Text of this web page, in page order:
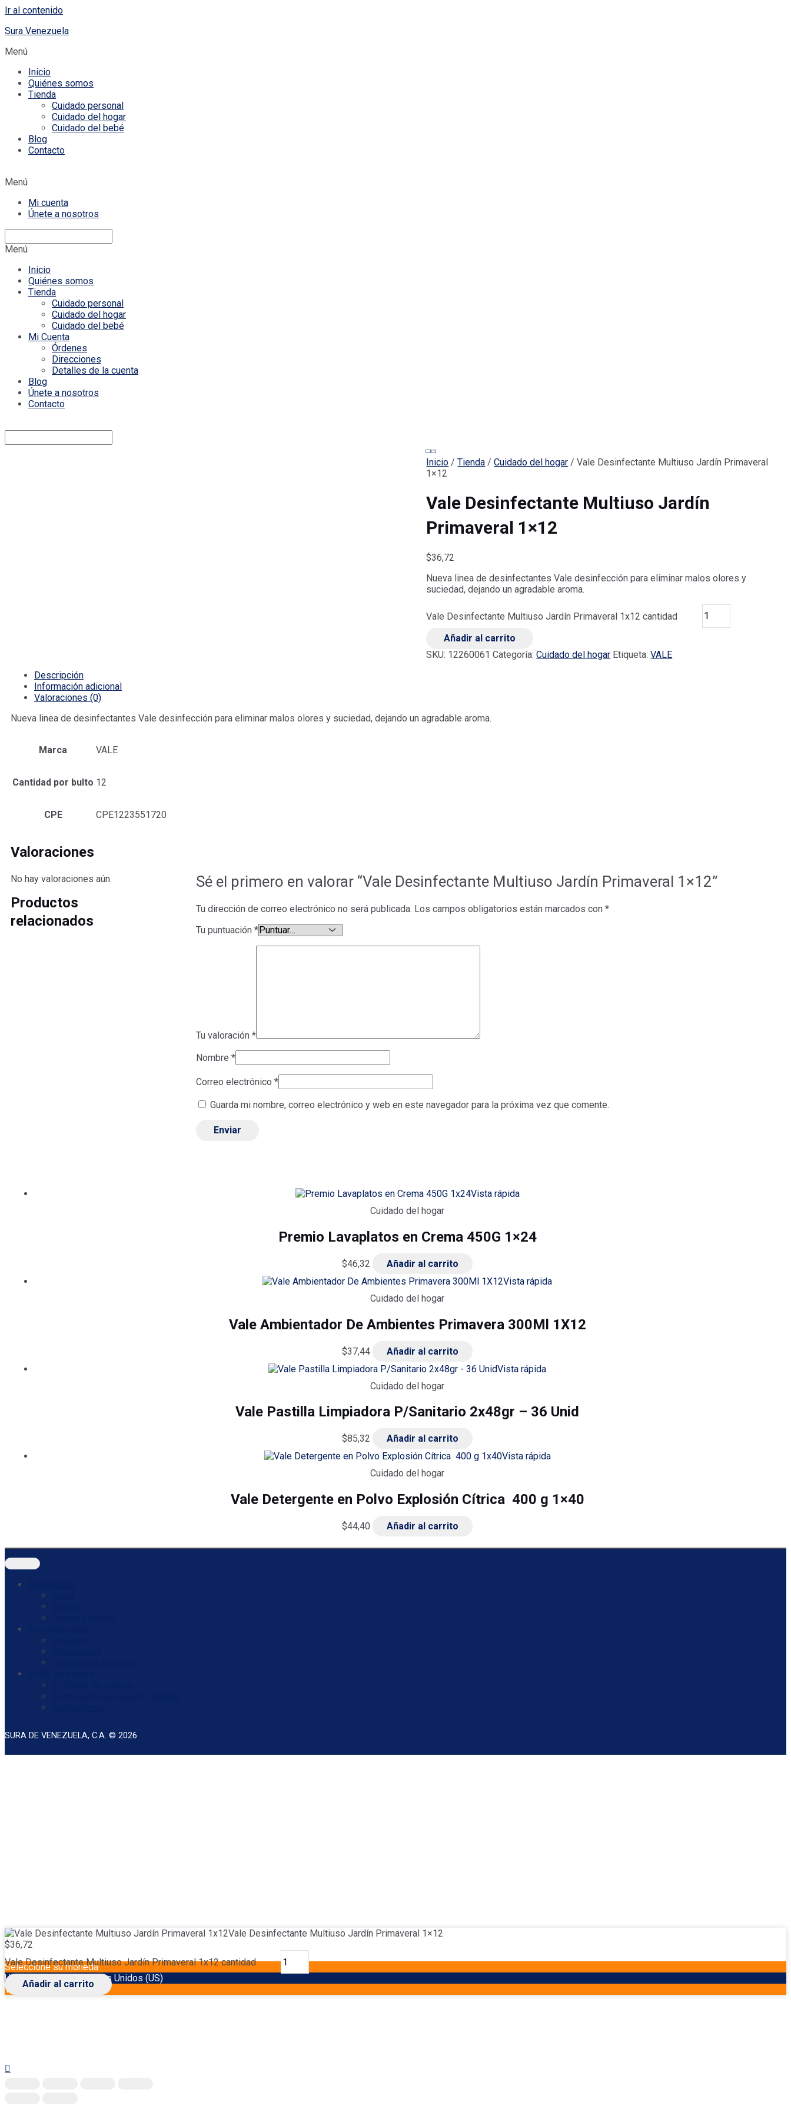
Ir al contenido
Sura Venezuela
Menú
Inicio
Quiénes somos
Tienda
Cuidado personal
Cuidado del hogar
Cuidado del bebé
Blog
Contacto
Menú
Mi cuenta
Únete a nosotros
Menú
Inicio
Quiénes somos
Tienda
Cuidado personal
Cuidado del hogar
Cuidado del bebé
Mi Cuenta
Órdenes
Direcciones
Detalles de la cuenta
Blog
Únete a nosotros
Contacto
Inicio /Tienda /Cuidado del hogar / Vale Desinfectante Multiuso Jardín Primaveral
1×12
Vale Desinfectante Multiuso Jardín
Primaveral 1×12
$36,72
Nueva linea de desinfectantes Vale desinfección para eliminar malos olores y
suciedad, dejando un agradable aroma.
Vale Desinfectante Multiuso Jardín Primaveral 1x12 cantidad
Añadir al carrito
SKU: 12260061 Categoría:Cuidado del hogar Etiqueta:VALE
Descripción
Información adicional
Valoraciones (0)
Nueva linea de desinfectantes Vale desinfección para eliminar malos olores y suciedad, dejando un agradable aroma.
Marca VALE
Cantidad por bulto 12
CPE CPE1223551720
Valoraciones
No hay valoraciones aún. Sé el primero en valorar “Vale Desinfectante Multiuso Jardín Primaveral 1×12”
Tu dirección de correo electrónico no será publicada. Los campos obligatorios están marcados con*
Tu puntuación*
Tu valoración*
Nombre*
Correo electrónico*
Guarda mi nombre, correo electrónico y web en este navegador para la próxima vez que comente.
Productos
relacionados
Vista rápida
Cuidado del hogar
Premio Lavaplatos en Crema 450G 1×24
$46,32
Añadir al carrito
Vista rápida
Cuidado del hogar
Vale Ambientador De Ambientes Primavera 300Ml 1X12
$37,44
Añadir al carrito
Vista rápida
Cuidado del hogar
Vale Pastilla Limpiadora P/Sanitario 2x48gr – 36 Unid
$85,32
Añadir al carrito
Vista rápida
Cuidado del hogar
Vale Detergente en Polvo Explosión Cítrica 400 g 1×40
$44,40 Añadir al carrito
SURA DE VENEZUELA, C.A. © 2026
Seleccione su moneda
USD
Dólar de los Estados Unidos (US)
VES
Bolívar venezolano
Vale Desinfectante Multiuso Jardín Primaveral 1×12
$36,72
Vale Desinfectante Multiuso Jardín Primaveral 1x12 cantidad
Añadir al carrito